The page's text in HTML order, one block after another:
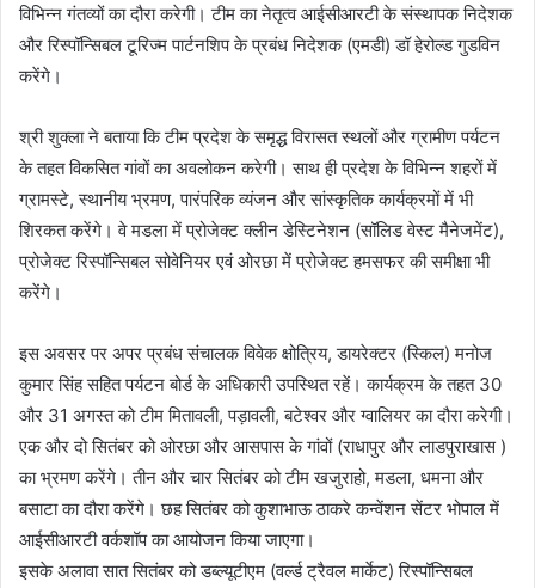
विभिन्न गंतव्यों का दौरा करेगी। टीम का नेतृत्व आईसीआरटी के संस्थापक निदेशक
और रिस्पॉन्सिबल टूरिज्म पार्टनशिप के प्रबंध निदेशक (एमडी) डॉ हेरोल्ड गुडविन
करेंगे।
श्री शुक्ला ने बताया कि टीम प्रदेश के समृद्ध विरासत स्थलों और ग्रामीण पर्यटन
के तहत विकसित गांवों का अवलोकन करेगी। साथ ही प्रदेश के विभिन्न शहरों में
ग्रामस्टे, स्थानीय भ्रमण, पारंपरिक व्यंजन और सांस्कृतिक कार्यक्रमों में भी
शिरकत करेंगे। वे मडला में प्रोजेक्ट क्लीन डेस्टिनेशन (सॉलिड वेस्ट मैनेजमेंट),
प्रोजेक्ट रिस्पॉन्सिबल सोवेनियर एवं ओरछा में प्रोजेक्ट हमसफर की समीक्षा भी
करेंगे।
इस अवसर पर अपर प्रबंध संचालक विवेक क्षोत्रिय, डायरेक्टर (स्किल) मनोज
कुमार सिंह सहित पर्यटन बोर्ड के अधिकारी उपस्थित रहें। कार्यक्रम के तहत 30
और 31 अगस्त को टीम मितावली, पड़ावली, बटेश्वर और ग्वालियर का दौरा करेगी।
एक और दो सितंबर को ओरछा और आसपास के गांवों (राधापुर और लाडपुराखास )
का भ्रमण करेंगे। तीन और चार सितंबर को टीम खजुराहो, मडला, धमना और
बसाटा का दौरा करेंगे। छह सितंबर को कुशाभाऊ ठाकरे कन्वेंशन सेंटर भोपाल में
आईसीआरटी वर्कशॉप का आयोजन किया जाएगा।
इसके अलावा सात सितंबर को डब्ल्यूटीएम (वर्ल्ड ट्रैवल मार्केट) रिस्पॉन्सिबल